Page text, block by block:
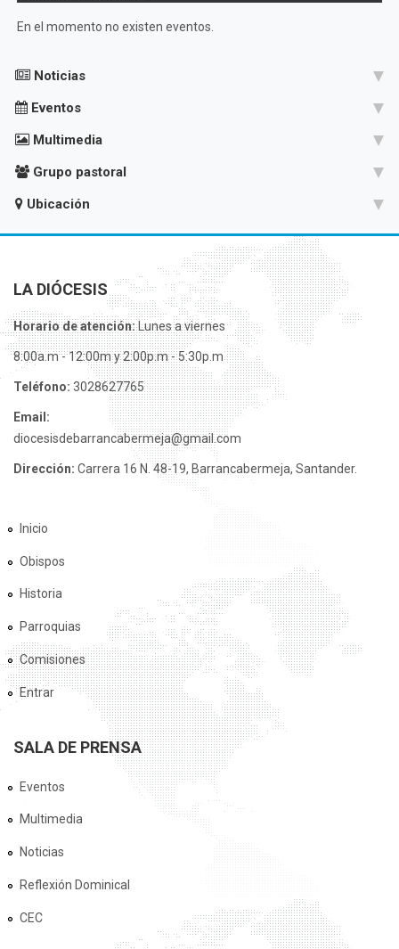
En el momento no existen eventos.
Noticias
Eventos
Multimedia
Grupo pastoral
Ubicación
LA DIÓCESIS
Horario de atención:Lunes a viernes
8:00a.m - 12:00m y 2:00p.m - 5:30p.m
Teléfono: 3028627765
Email:
diocesisdebarrancabermeja@gmail.com
Dirección: Carrera 16 N. 48-19, Barrancabermeja, Santander.
Inicio
Obispos
Historia
Parroquias
Comisiones
Entrar
SALA DE PRENSA
Eventos
Multimedia
Noticias
Reflexión Dominical
CEC